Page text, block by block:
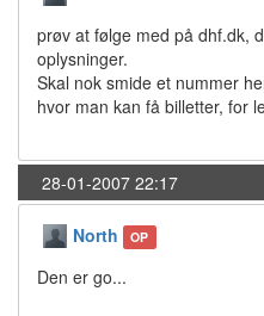
prøv at følge med på dhf.dk,
oplysninger.
Skal nok smide et nummer
hvor man kan få billetter, for
28-01-2007 22:17
North OP
Den er go...